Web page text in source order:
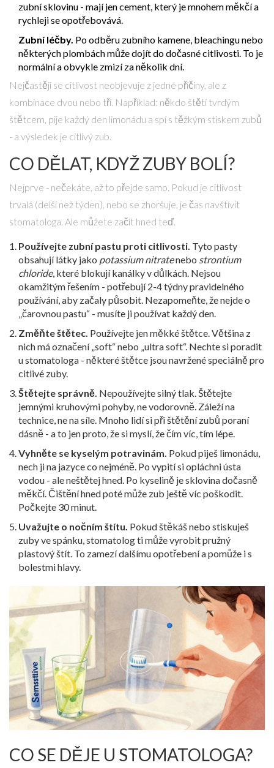
zubní sklovinu - mají jen cement, který je mnohem měkčí a
rychleji se opotřebovává.
Zubní léčby. Po odběru zubního kamene, bleachingu nebo
některých plombách může dojít do dočasné citlivosti. To je
normální a obvykle zmizí za několik dní.
Nejčastěji se citlivost neobjevuje z jedné příčiny, ale z
kombinace dvou nebo tří. Například: někdo štětí tvrdým
štětcem, pije každý den limonádu a spí s těžkým stiskem zubů
- a výsledek je citlivý zub.
CO DĚLAT, KDYŽ ZUBY BOLÍ?
Nejprve - nečekáte, až to přejde samo. Pokud je citlivost
trvalá (delší než týden), nebo se zhoršuje, je čas navštívit
stomatologa. Ale můžete začít hned teď.
Používejte zubní pastu proti citlivosti. Tyto pasty
obsahují látky jako potassium nitratenebo strontium
chloride, které blokují kanálky v důlkách. Nejsou
okamžitým řešením - potřebují 2-4 týdny pravidelného
používání, aby začaly působit. Nezapomeňte, že nejde o
„čarovnou pastu“ - musíte ji používat každý den.
Změňte štětec. Používejte jen měkké štětce. Většina z
nich má označení „soft“ nebo „ultra soft“. Nechte si poradit
u stomatologa - některé štětce jsou navržené speciálně pro
citlivé zuby.
Štětejte správně. Nepoužívejte silný tlak. Štětejte
jemnými kruhovými pohyby, ne vodorovně. Záleží na
technice, ne na síle. Mnoho lidí si při štětění zubů poraní
dásně - a to jen proto, že si myslí, že čím víc, tím lépe.
Vyhněte se kyselým potravinám. Pokud piješ limonádu,
nech ji na jazyce co nejméně. Po vypití si opláchni ústa
vodou - ale neštětej hned. Po kyselině je sklovina dočasně
měkčí. Čištění hned poté může zub ještě víc poškodit.
Počkejte 30 minut.
Uvažujte o nočním štítu. Pokud štěkáš nebo stiskuješ
zuby ve spánku, stomatolog ti může vyrobit pružný
plastový štít. To zamezí dalšímu opotřebení a pomůže i s
bolestmi hlavy.
CO SE DĚJE U STOMATOLOGA?